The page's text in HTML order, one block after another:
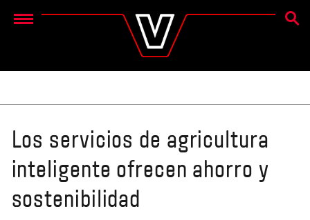
Menu
Los servicios de agricultura
inteligente ofrecen ahorro y
sostenibilidad